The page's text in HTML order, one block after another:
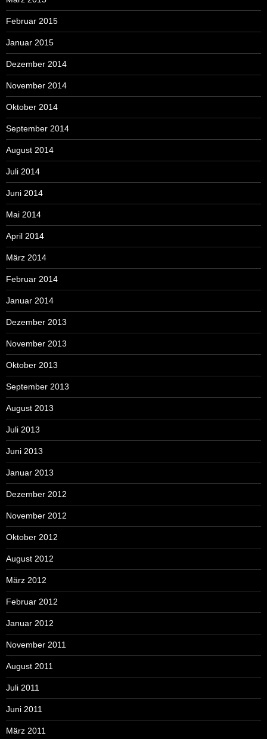
Februar 2015
Januar 2015
Dezember 2014
November 2014
Oktober 2014
September 2014
August 2014
Juli 2014
Juni 2014
Mai 2014
April 2014
März 2014
Februar 2014
Januar 2014
Dezember 2013
November 2013
Oktober 2013
September 2013
August 2013
Juli 2013
Juni 2013
Januar 2013
Dezember 2012
November 2012
Oktober 2012
August 2012
März 2012
Februar 2012
Januar 2012
November 2011
August 2011
Juli 2011
Juni 2011
März 2011